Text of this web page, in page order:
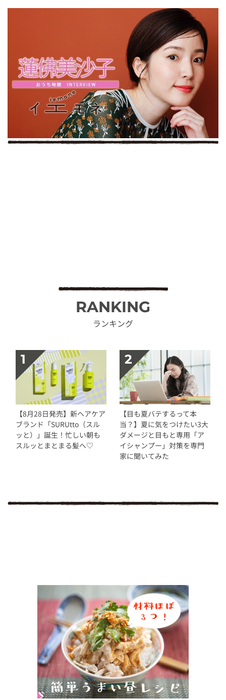
RANKING
ランキング
【8月28日発売】新ヘアケア
ブランド「SURUtto（スル
ッと）」誕生！忙しい朝も
スルッとまとまる髪へ♡
【目も夏バテするって本
当？】夏に気をつけたい3大
ダメージと目もと専用「ア
イシャンプー」対策を専門
家に聞いてみた